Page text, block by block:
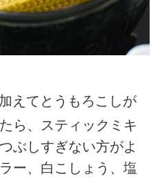
えてとうもろこしが
ら、スティックミキ
ぶしすぎない方がよ
ー、白こしょう、塩